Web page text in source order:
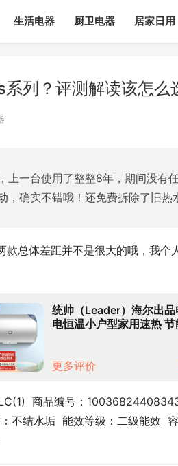
生活电器 厨卫电器 居家日用
系列？评测解读该怎么
上一台使用了整整8年，期间没有
，确实不错哦！还免费拆除了旧热
总体差距并不是很大的哦，我个
统帅（Leader）海尔出
电恒温小户型家用速热
更多评价
商品编号：
不结水垢  能效等级：二级能效